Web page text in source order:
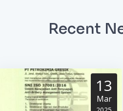
Recent
13
Mar